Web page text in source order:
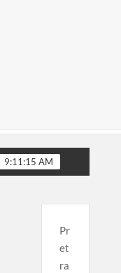
Protiv
9:11:16 AM
Pr
et
ra